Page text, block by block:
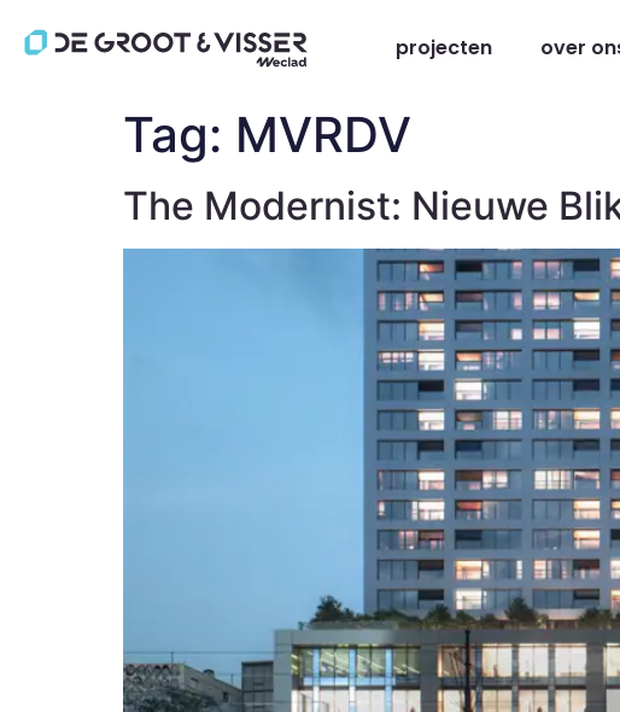
projecten over
Tag: MVRDV
The Modernist: Nieuwe